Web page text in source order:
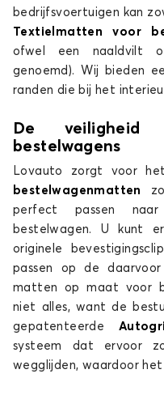
bedrijfsvoertuigen kan
Textielmatten voor
ofwel een naaldvilt
genoemd). Wij bieden
randen die bij het
De
bestelwagens
Lovauto zorgt voor
bestelwagenmatten
perfect passen
bestelwagen. U kunt
originele
passen op de
matten op maat voor
niet alles, want de
gepatenteerde
systeem dat ervoor
wegglijden, waardoor